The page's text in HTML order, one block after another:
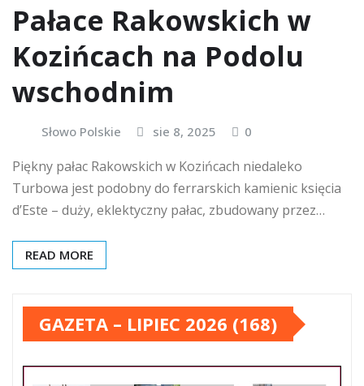
Pałace Rakowskich w
Kozińcach na Podolu
wschodnim
Słowo Polskie sie 8, 2025 0
Piękny pałac Rakowskich w Kozińcach niedaleko
Turbowa jest podobny do ferrarskich kamienic księcia
d’Este – duży, eklektyczny pałac, zbudowany przez…
READ MORE
GAZETA – LIPIEC 2026 (168)